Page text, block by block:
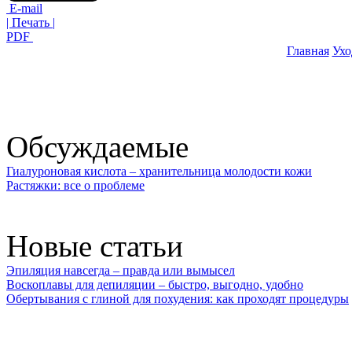
E-mail
| Печать |
PDF
Главная
Обсуждаемые
Гиалуроновая кислота – хранительница молодости кожи
Растяжки: все о проблеме
Новые статьи
Эпиляция навсегда – правда или вымысел
Воскоплавы для депиляции – быстро, выгодно, удобно
Обертывания с глиной для похудения: как проходят процедуры